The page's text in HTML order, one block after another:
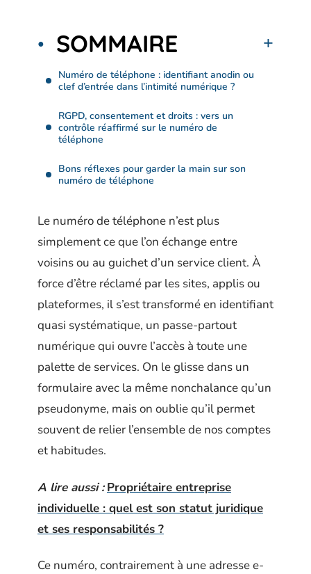
SOMMAIRE
Numéro de téléphone : identifiant anodin ou
clef d’entrée dans l’intimité numérique ?
RGPD, consentement et droits : vers un
contrôle réaffirmé sur le numéro de
téléphone
Bons réflexes pour garder la main sur son
numéro de téléphone
Le numéro de téléphone n’est plus
simplement ce que l’on échange entre
voisins ou au guichet d’un service client. À
force d’être réclamé par les sites, applis ou
plateformes, il s’est transformé en identifiant
quasi systématique, un passe-partout
numérique qui ouvre l’accès à toute une
palette de services. On le glisse dans un
formulaire avec la même nonchalance qu’un
pseudonyme, mais on oublie qu’il permet
souvent de relier l’ensemble de nos comptes
et habitudes.
A lire aussi : Propriétaire entreprise
individuelle : quel est son statut juridique
et ses responsabilités ?
Ce numéro, contrairement à une adresse e-